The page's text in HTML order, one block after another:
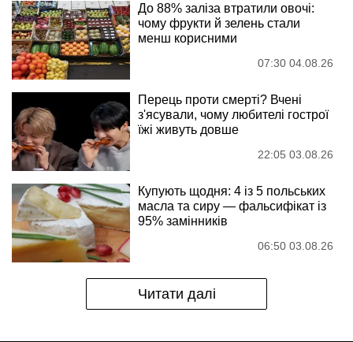
До 88% заліза втратили овочі:
чому фрукти й зелень стали
менш корисними
07:30 04.08.26
Перець проти смерті? Вчені
з'ясували, чому любителі гострої
їжі живуть довше
22:05 03.08.26
Купують щодня: 4 із 5 польських
масла та сиру — фальсифікат із
95% замінників
06:50 03.08.26
Читати далі